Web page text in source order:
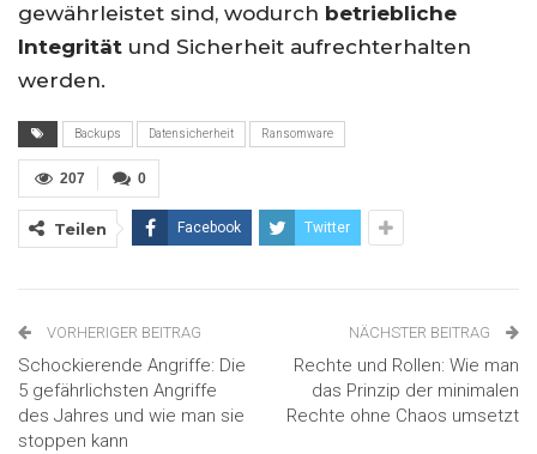
gewährleistet sind, wodurch betriebliche
Integrität und Sicherheit aufrechterhalten
werden.
Backups Datensicherheit Ransomware
0
207
Teilen Facebook Twitter
VORHERIGER BEITRAG
Schockierende Angriffe: Die
5 gefährlichsten Angriffe
des Jahres und wie man sie
stoppen kann
NÄCHSTER BEITRAG
Rechte und Rollen: Wie man
das Prinzip der minimalen
Rechte ohne Chaos umsetzt